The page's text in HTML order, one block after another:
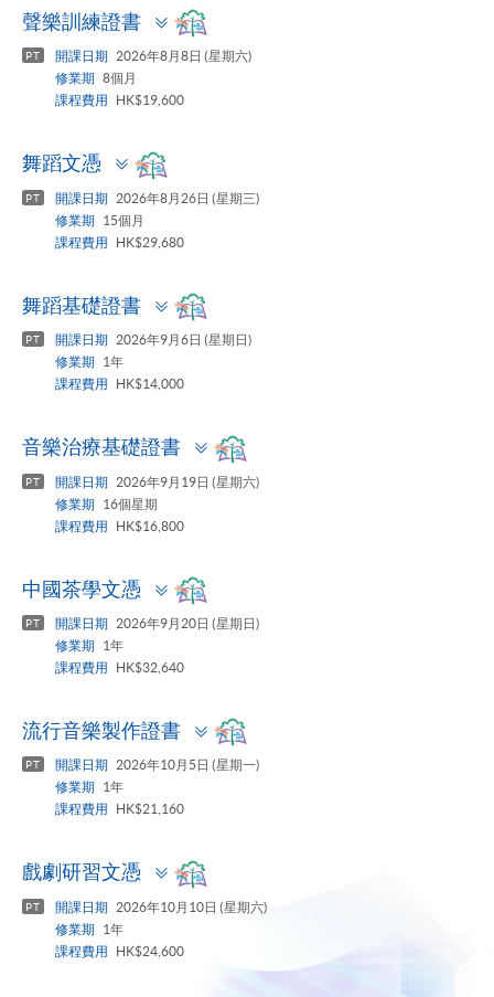
聲樂訓練證書
Toggle
panel
PT 開課日期
2026年8月8日 (星期六)
修業期
8個月
課程費用
HK$19,600
舞蹈文憑
Toggle
panel
PT 開課日期
2026年8月26日 (星期三)
修業期
15個月
課程費用
HK$29,680
舞蹈基礎證書
Toggle
panel
PT 開課日期
2026年9月6日 (星期日)
修業期
1年
課程費用
HK$14,000
音樂治療基礎證書
Toggle
panel
PT 開課日期
2026年9月19日 (星期六)
修業期
16個星期
課程費用
HK$16,800
中國茶學文憑
Toggle
panel
PT 開課日期
2026年9月20日 (星期日)
修業期
1年
課程費用
HK$32,640
流行音樂製作證書
Toggle
panel
PT 開課日期
2026年10月5日 (星期一)
修業期
1年
課程費用
HK$21,160
戲劇研習文憑
Toggle
panel
PT 開課日期
2026年10月10日 (星期六)
修業期
1年
課程費用
HK$24,600